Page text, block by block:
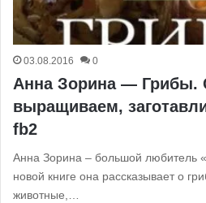
03.08.2016 0
Анна Зорина — Грибы.
выращиваем,
fb2
Анна Зорина – большой любитель
новой книге она рассказывает о
животные,…